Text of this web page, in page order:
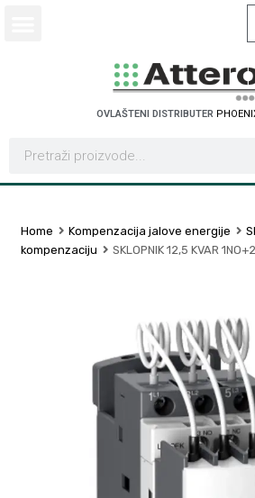
OVLAŠTENI DISTRIBUTER PHOENI
Home Kompenzacija jalove energije
kompenzaciju
SKLOPNIK 12,5 KVAR